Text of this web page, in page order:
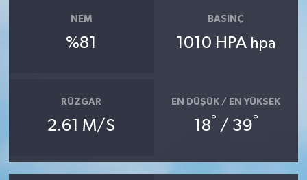
NEM
%81
BASINÇ
1010 HPA hpa
RÜZGAR
2.61 M/S
EN DÜŞÜK / EN YÜKSEK
18° / 39°